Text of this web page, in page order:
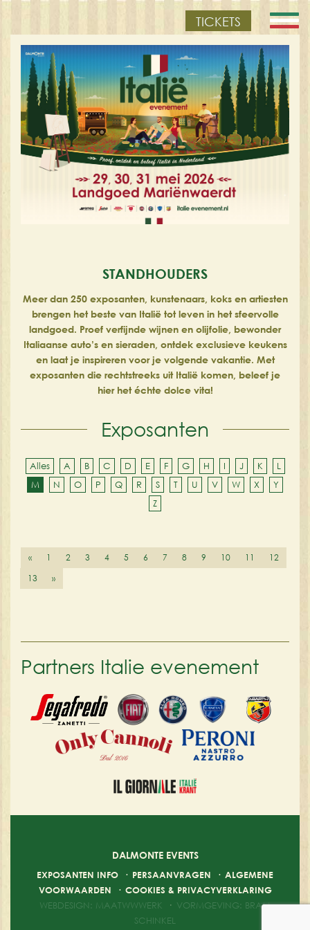
TICKETS
STANDHOUDERS
Meer dan 250 exposanten, kunstenaars, koks en artiesten
brengen het beste van Italië tot leven in het sfeervolle
landgoed. Proef verfijnde wijnen en olijfolie, bewonder
Italiaanse auto’s en sieraden, ontdek exclusieve keukens
en laat je inspireren voor je volgende vakantie. Met
exposanten die rechtstreeks uit Italië komen, beleef je
hier het échte dolce vita!
Exposanten
Alles A B C D E F G H I J K
L
M
N O P Q R S T U V W X
Y
Z
« 1 2 3 4 5 6 7 8 9 10 11
12
13
»
Partners Italie evenement
DALMONTE EVENTS
EXPOSANTEN INFO · PERSAANVRAGEN · ALGEMENE
VOORWAARDEN · COOKIES & PRIVACYVERKLARING
WEBDESIGN: MAATWWWERK
· VORMGEVING: BRAM
SCHINKEL